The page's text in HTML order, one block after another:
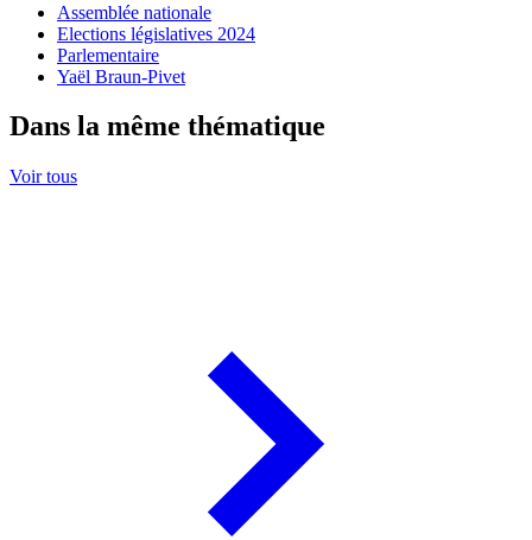
Assemblée nationale
Elections législatives 2024
Parlementaire
Yaël Braun-Pivet
Dans la même thématique
Voir tous